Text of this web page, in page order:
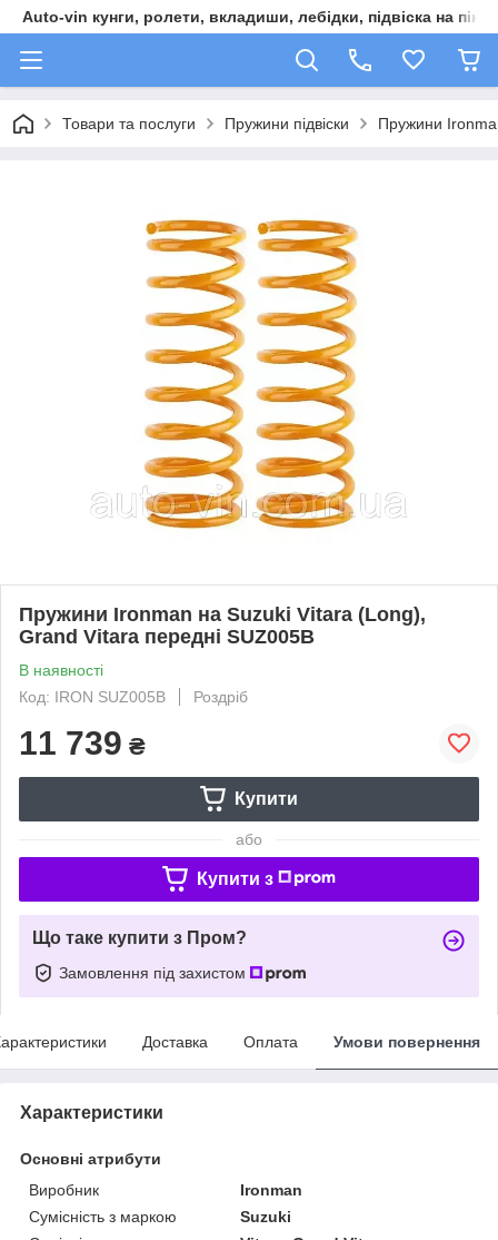
Auto-vin кунги, ролети, вкладиши, лебідки, підвіска на пікап
Товари та послуги Пружини підвіски Пружини
Пружини Ironman на Suzuki Vitara (Long),
Grand Vitara передні SUZ005B
В наявності
Код: IRON SUZ005B
Роздріб
11 739 ₴
Купити
або
Купити з
Що таке купити з Пром?
Замовлення під захистом
Доставка Оплата Умови повернення
Характеристики
Основні атрибути
Виробник
Ironman
Сумісність з маркою
Suzuki